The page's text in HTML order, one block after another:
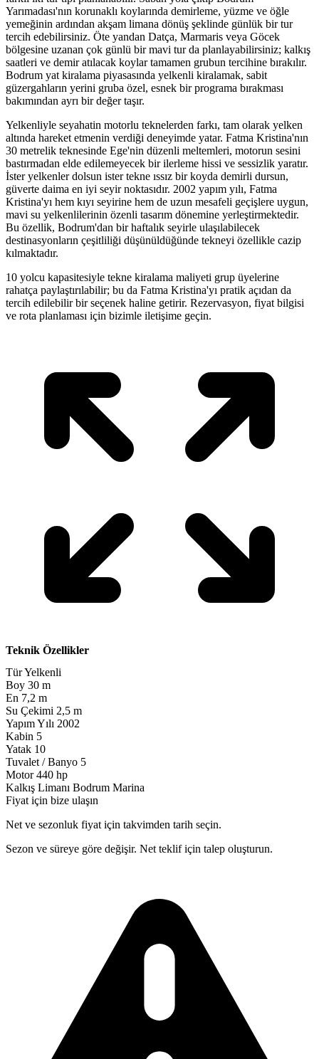
Yarımadası'nın korunaklı koylarında demirleme, yüzme ve öğle
yemeğinin ardından akşam limana dönüş şeklinde günlük bir tur
tercih edebilirsiniz. Öte yandan Datça, Marmaris veya Göcek
bölgesine uzanan çok günlü bir mavi tur da planlayabilirsiniz; kalkış
saatleri ve demir atılacak koylar tamamen grubun tercihine bırakılır.
Bodrum yat kiralama piyasasında yelkenli kiralamak, sabit
güzergahların yerini gruba özel, esnek bir programa bırakması
bakımından ayrı bir değer taşır.
Yelkenliyle seyahatin motorlu teknelerden farkı, tam olarak yelken
altında hareket etmenin verdiği deneyimde yatar. Fatma Kristina'nın
30 metrelik teknesinde Ege'nin düzenli meltemleri, motorun sesini
bastırmadan elde edilemeyecek bir ilerleme hissi ve sessizlik yaratır.
İster yelkenler dolsun ister tekne ıssız bir koyda demirli dursun,
güverte daima en iyi seyir noktasıdır. 2002 yapım yılı, Fatma
Kristina'yı hem kıyı seyirine hem de uzun mesafeli geçişlere uygun,
mavi su yelkenlilerinin özenli tasarım dönemine yerleştirmektedir.
Bu özellik, Bodrum'dan bir haftalık seyirle ulaşılabilecek
destinasyonların çeşitliliği düşünüldüğünde tekneyi özellikle cazip
kılmaktadır.
10 yolcu kapasitesiyle tekne kiralama maliyeti grup üyelerine
rahatça paylaştırılabilir; bu da Fatma Kristina'yı pratik açıdan da
tercih edilebilir bir seçenek haline getirir. Rezervasyon, fiyat bilgisi
ve rota planlaması için bizimle iletişime geçin.
Teknik Özellikler
TürYelkenli
Boy 30 m
En 7,2 m
Su Çekimi 2,5 m
Yapım Yılı 2002
Kabin 5
Yatak 10
Tuvalet / Banyo 5
Motor 440 hp
Kalkış Limanı Bodrum Marina
Fiyat için bize ulaşın
Net ve sezonluk fiyat için takvimden tarih seçin.
Sezon ve süreye göre değişir. Net teklif için talep oluşturun.